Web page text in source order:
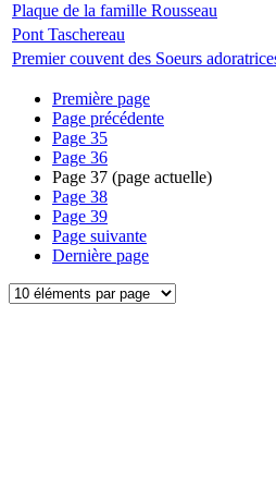
Plaque de la famille Rousseau
Pont Taschereau
Premier couvent des Soeurs
Première page
Page précédente
Page 35
Page 36
Page 37 (page actuelle)
Page 38
Page 39
Page suivante
Dernière page